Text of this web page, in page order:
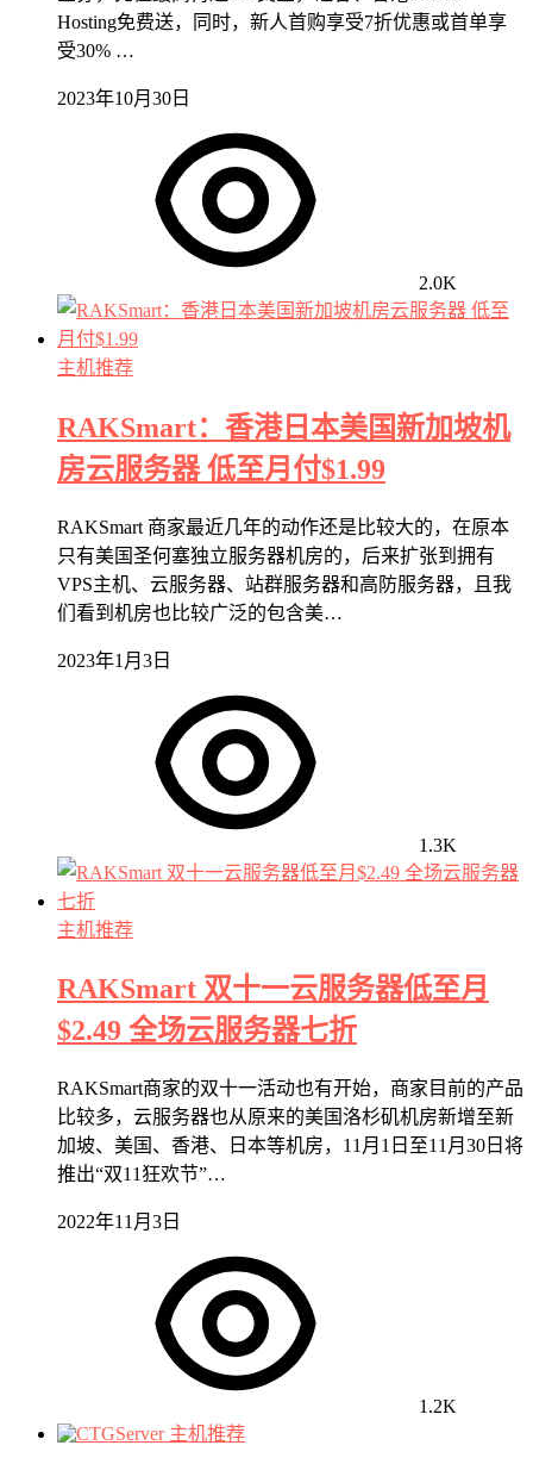
Hosting免费送，同时，新人首购享受7折优惠或首单享
受30% …
2023年10月30日
2.0K
主机推荐
RAKSmart：香港日本美国新加坡机
房云服务器 低至月付$1.99
RAKSmart 商家最近几年的动作还是比较大的，在原本
只有美国圣何塞独立服务器机房的，后来扩张到拥有
VPS主机、云服务器、站群服务器和高防服务器，且我
们看到机房也比较广泛的包含美…
2023年1月3日
1.3K
主机推荐
RAKSmart 双十一云服务器低至月
$2.49 全场云服务器七折
RAKSmart商家的双十一活动也有开始，商家目前的产品
比较多，云服务器也从原来的美国洛杉矶机房新增至新
加坡、美国、香港、日本等机房，11月1日至11月30日将
推出“双11狂欢节”…
2022年11月3日
1.2K
主机推荐